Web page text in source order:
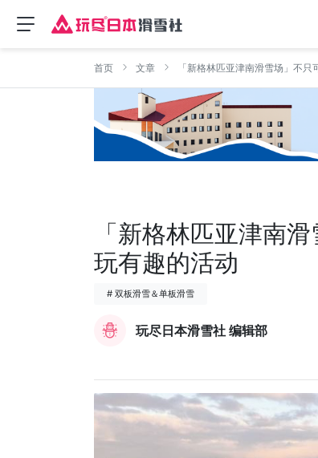
首页 文章 「新格林匹亚津南滑雪场」不
「新格林匹亚津南
玩有趣的活动
# 双板滑雪＆单板滑雪
玩尽日本滑雪社 编辑部